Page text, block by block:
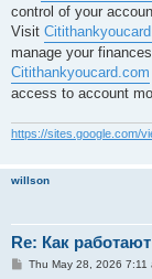
control of your
Visit
manage your
Citithankyoucard.com
access to account
https://sites.google.com/
willson
Re: Как
PThu May 28, 2026 7:11